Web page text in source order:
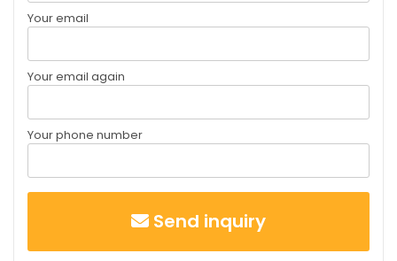
Your email
Your email again
Your phone number
Send inquiry